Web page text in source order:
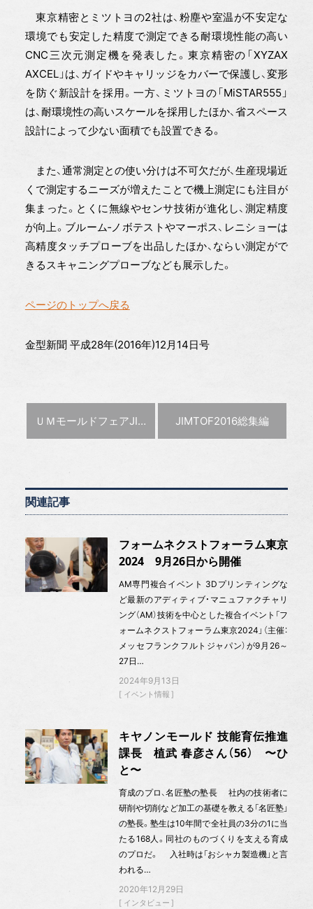
東京精密とミツトヨの2社は、粉塵や室温が不安定な
環境でも安定した精度で測定できる耐環境性能の高い
CNC三次元測定機を発表した。東京精密の「XYZAX
AXCEL」は、ガイドやキャリッジをカバーで保護し、変形
を防ぐ新設計を採用。一方、ミツトヨの「MiSTAR555」
は、耐環境性の高いスケールを採用したほか、省スペース
設計によって少ない面積でも設置できる。
また、通常測定との使い分けは不可欠だが、生産現場近
くで測定するニーズが増えたことで機上測定にも注目が
集まった。とくに無線やセンサ技術が進化し、測定精度
が向上。ブルーム‐ノボテストやマーポス、レニショーは
高精度タッチプローブを出品したほか、ならい測定がで
きるスキャニングプローブなども展示した。
ページのトップへ戻る
金型新聞 平成28年(2016年)12月14日号
前の記事 :
ＵＭモールドフェアJIMTOF出品機が一堂 次の記事 :
JIMTOF2016総集編
関連記事
フォームネクストフォーラム東京
2024 9月26日から開催
AM専門複合イベント 3Dプリンティングな
ど最新のアディティブ・マニュファクチャリ
ング（AM）技術を中心とした複合イベント「フ
ォームネクストフォーラム東京2024」（主催：
メッセフランクフルトジャパン）が9月26～
27日…
2024年9月13日
イベント情報
キヤノンモールド 技能育伝推進
課長 植武 春彦さん（56） 〜ひ
と〜
育成のプロ、名匠塾の塾長 社内の技術者に
研削や切削など加工の基礎を教える「名匠塾」
の塾長。塾生は10年間で全社員の3分の1に当
たる168人。同社のものづくりを支える育成
のプロだ。 入社時は「おシャカ製造機」と言
われる…
2020年12月29日
インタビュー